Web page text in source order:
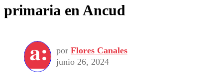
primaria en Ancud
por Flores Canales
junio 26, 2024